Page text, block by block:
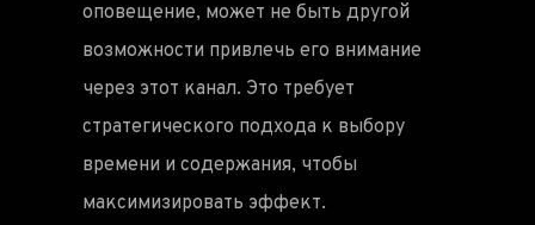
оповещение, может не быть другой
возможности привлечь его внимание
через этот канал. Это требует
стратегического подхода к выбору
времени и содержания, чтобы
максимизировать эффект.